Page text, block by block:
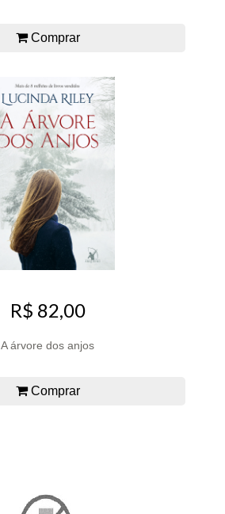
Comprar
R$ 82,00
A árvore dos anjos
Comprar